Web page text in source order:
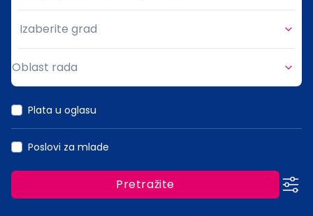
Grad
Izaberite grad
Oblast rada
Plata u oglasu
Poslovi za mlade
Pretražite